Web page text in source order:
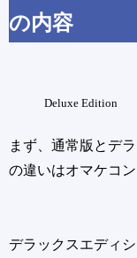
の内容
Deluxe Edition
まず、通常版とデ
の違いはオマケコ
デラックスエディ